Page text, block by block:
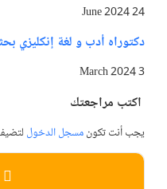
24 June 2024
دكتوراه أدب و لغة إنكليزي بحثية
3 March 2024
اكتب مراجعتك
يجب أنت تكونمسجل الدخول